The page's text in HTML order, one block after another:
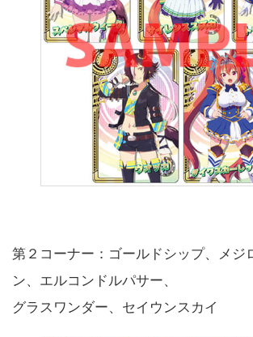
第２コーナー：ゴールドシップ、メジ
ン、エルコンドルパサー、
グラスワンダー、セイウンスカイ